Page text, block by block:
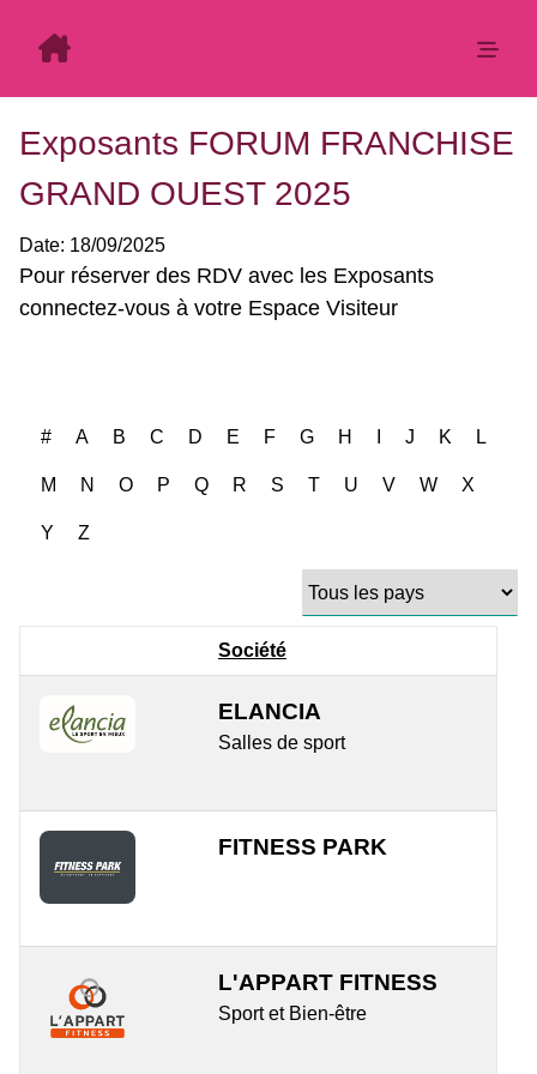
Exposants FORUM FRANCHISE
GRAND OUEST 2025
Date: 18/09/2025
# A B C D E F G H J K L
M N O P Q R S T U V W X
Y Z
Société
ELANCIA
Salles de sport
FITNESS PARK
L'APPART FITNESS
Sport et Bien-être